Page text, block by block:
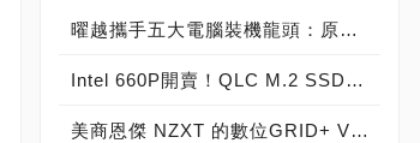
曜越攜手五大電腦裝機龍頭：原價屋、三井、順發、燦坤及Yahoo! 共同發表『SPM雲端智慧電源管理平台』 曜越最新五款聯名綠能電競機全貌釋出
Intel 660P開賣！QLC M.2 SSD 512GB賣99美元，5年保固敢不敢衝~
美商恩傑 NZXT 的數位GRID+ V2讓您控制風扇更便利